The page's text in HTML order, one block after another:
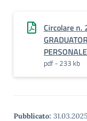
Circolare n.
pdf - 233 kb
Pubblicato: 31.03.2025